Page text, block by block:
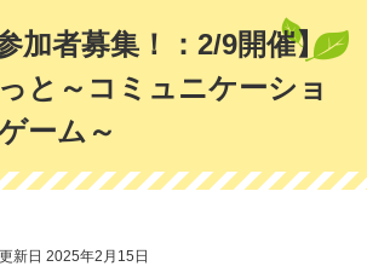
加者募集！：2/9開催】
と～コミュニケーショ
ーム～
新日 2025年2月15日